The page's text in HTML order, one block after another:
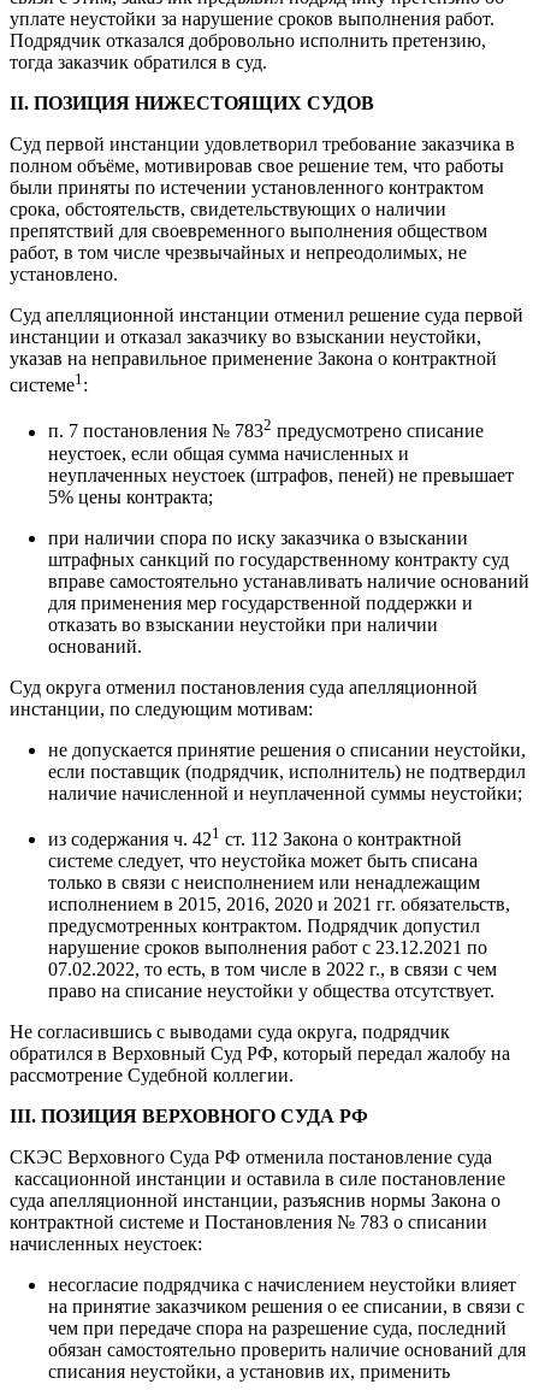
уплате неустойки за нарушение сроков выполнения работ.
Подрядчик отказался добровольно исполнить претензию,
тогда заказчик обратился в суд.
II. ПОЗИЦИЯ НИЖЕСТОЯЩИХ СУДОВ
Суд первой инстанции удовлетворил требование заказчика в
полном объёме, мотивировав свое решение тем, что работы
были приняты по истечении установленного контрактом
срока, обстоятельств, свидетельствующих о наличии
препятствий для своевременного выполнения обществом
работ, в том числе чрезвычайных и непреодолимых, не
установлено.
Суд апелляционной инстанции отменил решение суда первой
инстанции и отказал заказчику во взыскании неустойки,
указав на неправильное применение Закона о контрактной
системе1 :
п. 7 постановления № 7832 предусмотрено списание
неустоек, если общая сумма начисленных и
неуплаченных неустоек (штрафов, пеней) не превышает
5% цены контракта;
при наличии спора по иску заказчика о взыскании
штрафных санкций по государственному контракту суд
вправе самостоятельно устанавливать наличие оснований
для применения мер государственной поддержки и
отказать во взыскании неустойки при наличии
оснований.
Суд округа отменил постановления суда апелляционной
инстанции, по следующим мотивам:
не допускается принятие решения о списании неустойки,
если поставщик (подрядчик, исполнитель) не подтвердил
наличие начисленной и неуплаченной суммы неустойки;
из содержания ч. 421 ст. 112 Закона о контрактной
системе следует, что неустойка может быть списана
только в связи с неисполнением или ненадлежащим
исполнением в 2015, 2016, 2020 и 2021 гг. обязательств,
предусмотренных контрактом. Подрядчик допустил
нарушение сроков выполнения работ с 23.12.2021 по
07.02.2022, то есть, в том числе в 2022 г., в связи с чем
право на списание неустойки у общества отсутствует.
Не согласившись с выводами суда округа, подрядчик
обратился в Верховный Суд РФ, который передал жалобу на
рассмотрение Судебной коллегии.
III. ПОЗИЦИЯ ВЕРХОВНОГО СУДА РФ
СКЭС Верховного Суда РФ отменила постановление суда
кассационной инстанции и оставила в силе постановление
суда апелляционной инстанции, разъяснив нормы Закона о
контрактной системе и Постановления № 783 о списании
начисленных неустоек:
несогласие подрядчика с начислением неустойки влияет
на принятие заказчиком решения о ее списании, в связи с
чем при передаче спора на разрешение суда, последний
обязан самостоятельно проверить наличие оснований для
списания неустойки, а установив их, применить